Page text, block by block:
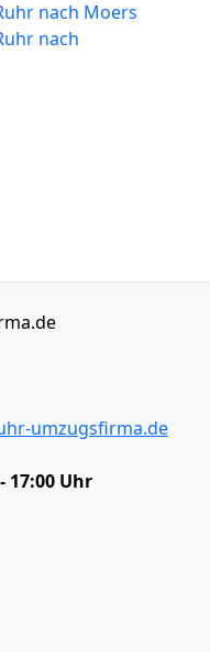
nach Moers
nach
umzugsfirma.de
17:00 Uhr